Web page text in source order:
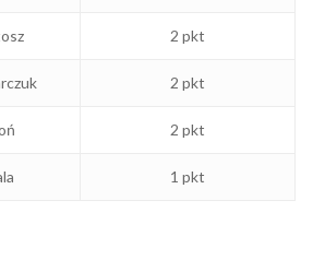
2 pkt
2 pkt
2 pkt
1 pkt